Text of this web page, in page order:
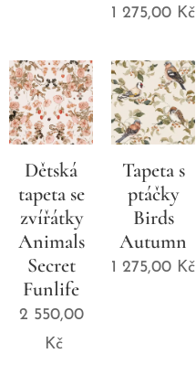
1 275,00 Kč
Dětská
tapeta se
zvířátky
Animals
Secret
Funlife
2 550,00
Kč
Tapeta s
ptáčky
Birds
Autumn
1 275,00 Kč